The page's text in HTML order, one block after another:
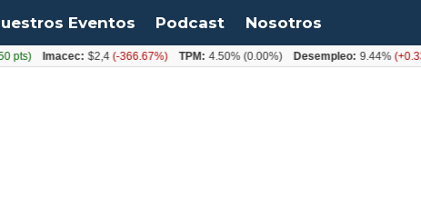
Eventos Podcast Nosotros
Imacec: $2,4(-366.67%) TPM: 4.50% (0.00%) Desempleo: 9.44% (+0.33 pts)